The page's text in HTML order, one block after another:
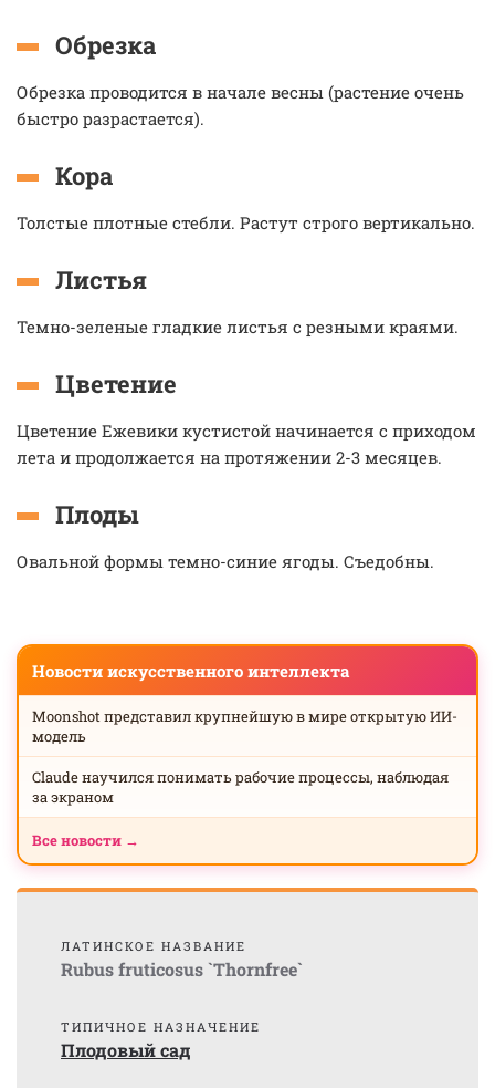
Обрезка
Обрезка проводится в начале весны (растение очень
быстро разрастается).
Кора
Толстые плотные стебли. Растут строго вертикально.
Листья
Темно-зеленые гладкие листья с резными краями.
Цветение
Цветение Ежевики кустистой начинается с приходом
лета и продолжается на протяжении 2-3 месяцев.
Плоды
Овальной формы темно-синие ягоды. Съедобны.
Новости искусственного интеллекта
Moonshot представил крупнейшую в мире открытую ИИ-
модель
Claude научился понимать рабочие процессы, наблюдая
за экраном
Все новости →
ЛАТИНСКОЕ НАЗВАНИЕ
Rubus fruticosus `Thornfree`
ТИПИЧНОЕ НАЗНАЧЕНИЕ
Плодовый сад